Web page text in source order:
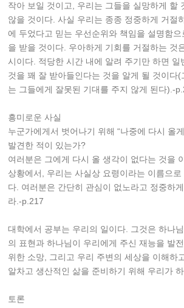
작아 보일 것이고, 우리는 그들을 실망하게 할
않을 것이다. 사실 우리는 종종 정중하게 거절
에 두었다고 믿는 우선순위와 책임을 설명함
을 받을 것이다. 우아하게 기회를 거절하는 것
시이다. 적당한 시간 내에 알려 주기만 하면 일
것을 꽤 잘 받아들인다는 것을 알게 될 것이다(
는 그들에게 잘못된 기대를 주지 않게 된다).-
흥미로운 사실
누군가에게서 벗어나기 위해 “나중에 다시 올
발견한 적이 있는가?
여러분은 그에게 다시 올 생각이 없다는 것을
상황에서, 우리는 사실상 요령이라는 이름으
다. 여러분은 간단히 관심이 없노라고 정중하
라.-p.217
대학에서 공부는 우리의 일이다. 그것은 하나
의 표현과 하나님이 우리에게 주신 재능을 발
위한 소망, 그리고 우리 주변의 세상을 이해하
알차고 생산적인 삶을 준비하기 위해 우리가
토론